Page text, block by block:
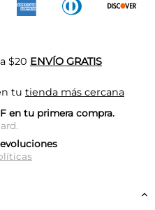
$20 ENVÍO GRATIS
tu tienda más cercana
en tu primera compra.